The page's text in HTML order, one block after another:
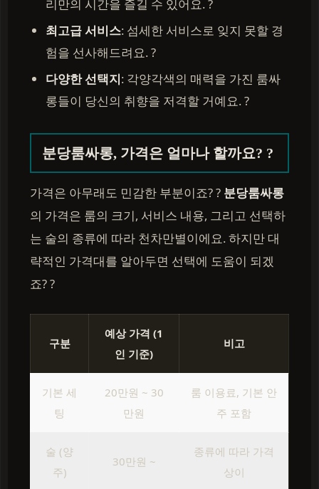
리만의 시간을 즐길 수 있어요. ?
최고급 서비스: 섬세한 서비스로 잊지 못할 경
험을 선사해드려요. ?
다양한 선택지: 각양각색의 매력을 가진 룸싸
롱들이 당신의 취향을 저격할 거예요. ?
분당룸싸롱, 가격은 얼마나 할까요? ?
가격은 아무래도 민감한 부분이죠? ? 분당룸싸롱
의 가격은 룸의 크기, 서비스 내용, 그리고 선택하
는 술의 종류에 따라 천차만별이에요. 하지만 대
략적인 가격대를 알아두면 선택에 도움이 되겠
죠? ?
구분
예상 가격 (1
인 기준)
비고
기본 세
팅
20만원 ~ 30
만원
룸 이용료, 기본 안
주 포함
술 (양
주)
30만원 ~
종류에 따라 가격
상이